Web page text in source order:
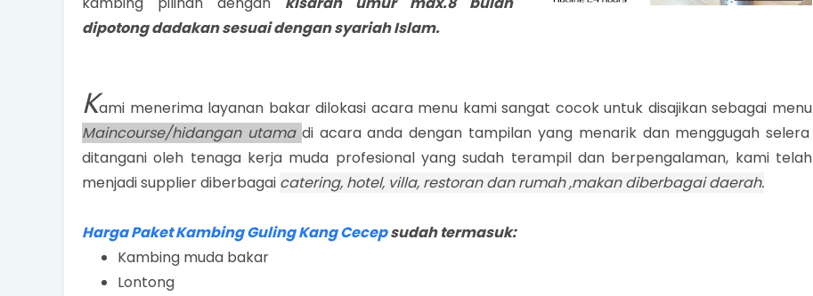
dipotong dadakan sesuai dengan syariah Islam.
Kami menerima layanan bakar dilokasi acara menu kami sangat cocok untuk disajikan sebagai menu
Maincourse/hidangan utama di acara anda dengan tampilan yang menarik dan menggugah selera
ditangani oleh tenaga kerja muda profesional yang sudah terampil dan berpengalaman, kami telah
menjadi supplier diberbagai catering, hotel, villa, restoran dan rumah ,makan diberbagai daerah.
Harga Paket Kambing Guling Kang Cecepsudah termasuk:
Kambing muda bakar
Lontong